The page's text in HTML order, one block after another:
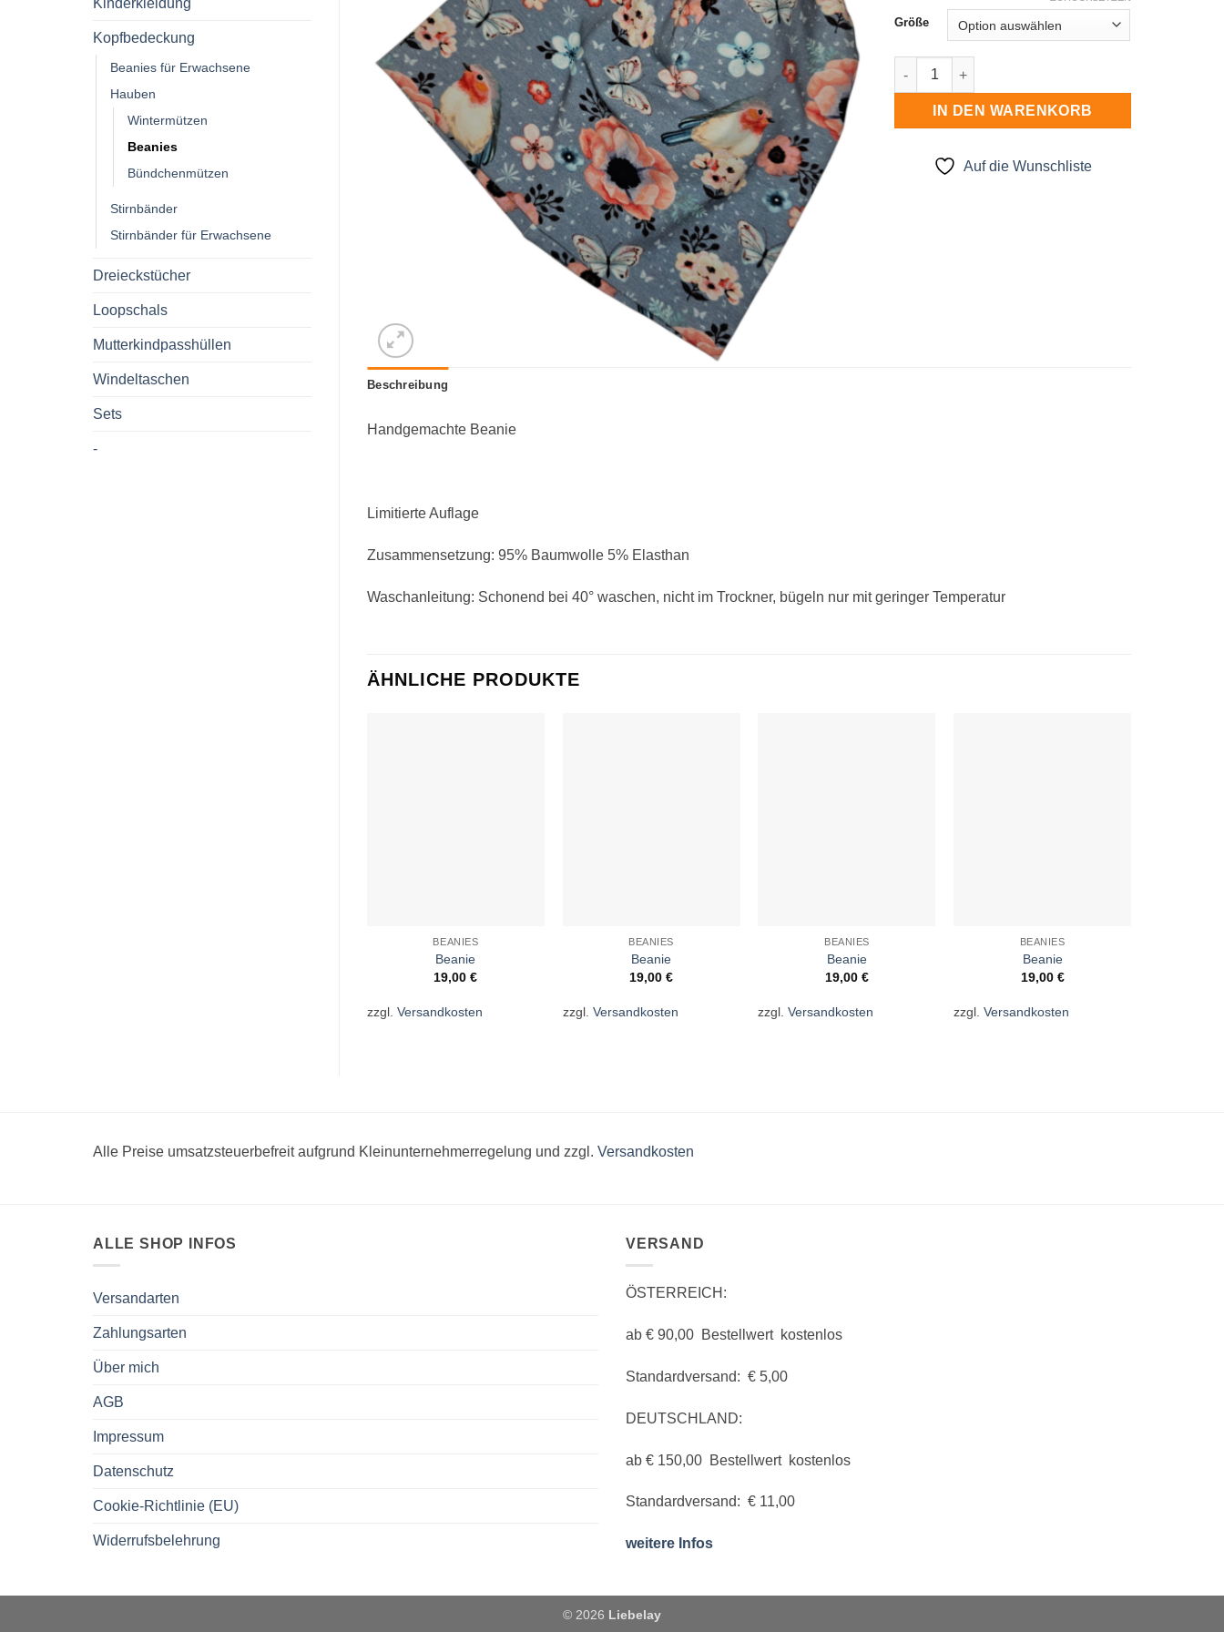
Kopfbedeckung
Beanies für Erwachsene
Hauben
Wintermützen
Beanies
Bündchenmützen
Stirnbänder
Stirnbänder für Erwachsene
Dreieckstücher
Loopschals
Mutterkindpasshüllen
Windeltaschen
Sets
-
Größe
Beanie Menge
IN DEN WARENKORB
Auf die Wunschliste
Beschreibung
Handgemachte Beanie
Limitierte Auflage
Zusammensetzung: 95% Baumwolle 5% Elasthan
Waschanleitung: Schonend bei 40° waschen, nicht im Trockner, bügeln nur mit geringer Temperatur
ÄHNLICHE PRODUKTE
BEANIES
Beanie
19,00€
zzgl. Versandkosten
BEANIES
Beanie
19,00€
zzgl. Versandkosten
BEANIES
Beanie
19,00 €
zzgl.Versandkosten
BEANIES
Beanie
19,00 €
zzgl.Versandkosten
Alle Preise umsatzsteuerbefreit aufgrund Kleinunternehmerregelung und zzgl. Versandkosten
ALLE SHOP INFOS
Versandarten
Zahlungsarten
Über mich
AGB
Impressum
Datenschutz
Cookie-Richtlinie (EU)
Widerrufsbelehrung
VERSAND
ÖSTERREICH:
ab € 90,00 Bestellwert kostenlos
Standardversand: € 5,00
DEUTSCHLAND:
ab € 150,00 Bestellwert kostenlos
Standardversand: € 11,00
weitere Infos
© 2026 Liebelay